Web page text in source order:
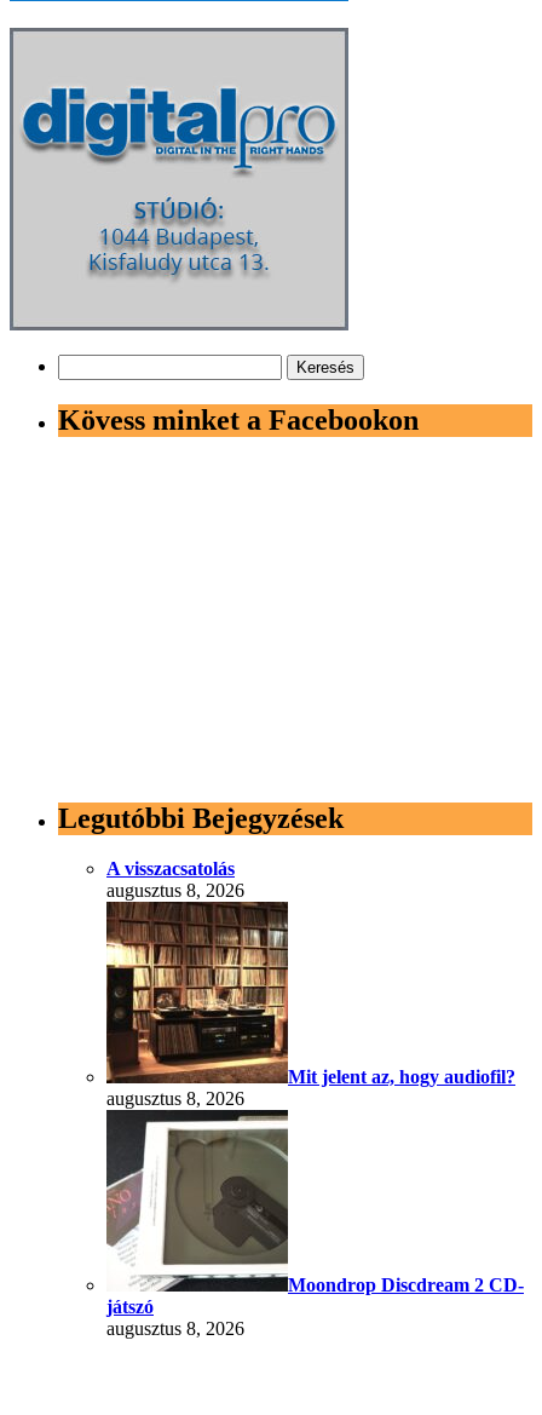
Kövess minket a Facebookon
Legutóbbi Bejegyzések
A visszacsatolás
augusztus 8, 2026
Mit jelent az, hogy audiofil?
augusztus 8, 2026
Moondrop Discdream 2 CD-
játszó
augusztus 8, 2026